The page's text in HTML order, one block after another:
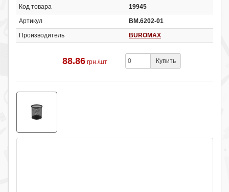
Код товара
19945
Артикул
ВМ.6202-01
Производитель
BUROMAX
88.86 грн./шт Купить